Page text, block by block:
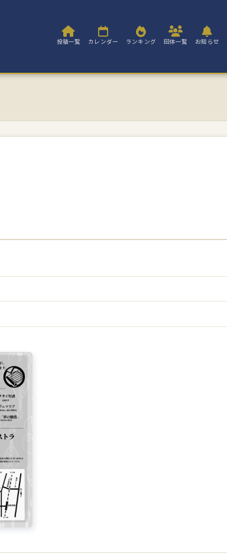
投稿一覧 カレンダー ランキング 団体一覧 お知らせ